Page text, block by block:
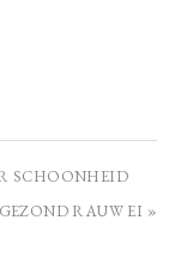
SCHOONHEID
RAUW EI »